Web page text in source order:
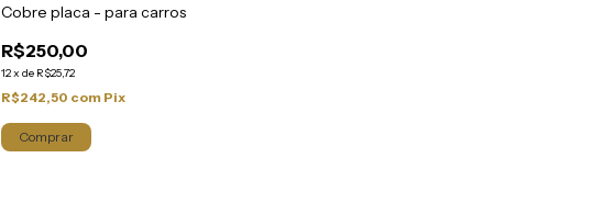
Cobre placa - para carros
R$250,00
12xde R$25,72
R$242,50 com Pix
Comprar